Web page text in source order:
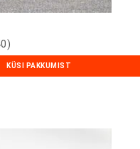
KÜSI PAKKUMIST